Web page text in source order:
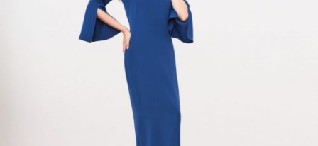
ข้าสู่ระบบด้วย LINE
คลิกที่นี่เพื่อสมัครสมาชิก